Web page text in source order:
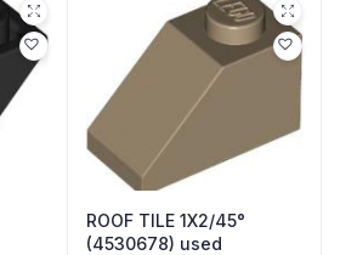
ROOF TILE 1X2/45°
(4530678) used